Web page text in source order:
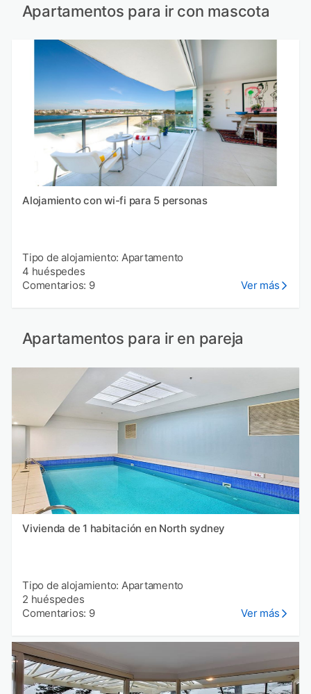
Apartamentos para ir con mascota
Alojamiento con wi-fi para 5 personas
Tipo de alojamiento: Apartamento
4 huéspedes
Comentarios: 9
Ver más
Apartamentos para ir en pareja
Vivienda de 1 habitación en North sydney
Tipo de alojamiento: Apartamento
2 huéspedes
Comentarios: 9
Ver más